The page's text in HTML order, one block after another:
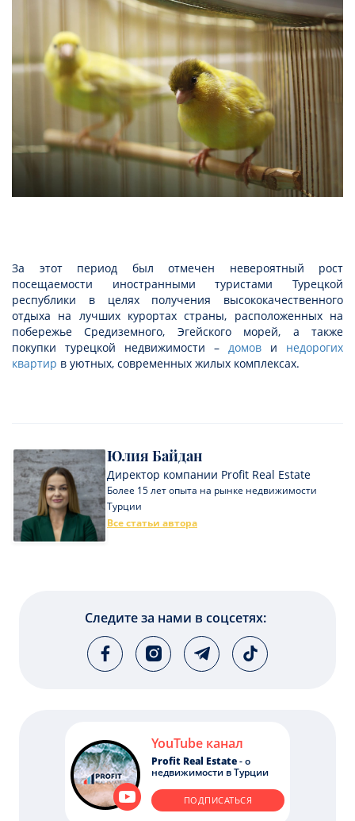
За этот период был отмечен невероятный рост
посещаемости иностранными туристами Турецкой
республики в целях получения высококачественного
отдыха на лучших курортах страны, расположенных на
побережье Средиземного, Эгейского морей, а также
покупки турецкой недвижимости – домов и недорогих
квартир в уютных, современных жилых комплексах.
Юлия Байдан
Директор компании Profit Real Estate
Более 15 лет опыта на рынке недвижимости
Турции
Все статьи автора
Следите за нами в соцсетях:
YouTube канал
Profit Real Estate- о
недвижимости в Турции
ПОДПИСАТЬСЯ